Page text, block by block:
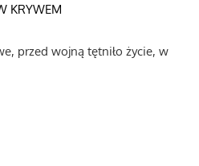
KRYWEM
przed wojną tętniło życie, w